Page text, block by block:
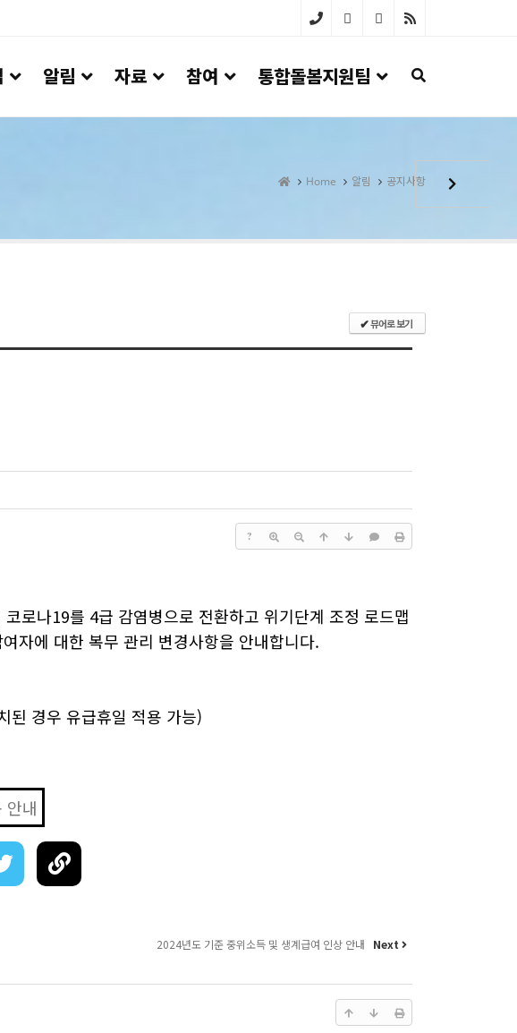
642-
알림 자료 참여 통합돌봄지원팀
Home 알림 공지사항
✔뷰어로 보기
?
로나19를 4급 감염병으로 전환하고 위기단계 조정 로드맵
자에 대한 복무 관리 변경사항을 안내합니다.
된 경우 유급휴일 적용 가능)
2024년도 기준 중위소득 및 생계급여 인상 안내 Next